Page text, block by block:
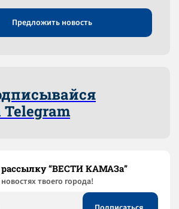
Предложить новость
Telegram
“ВЕСТИ КАМАЗа”
твоего города!